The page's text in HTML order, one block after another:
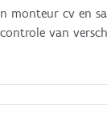
monteur cv en
van